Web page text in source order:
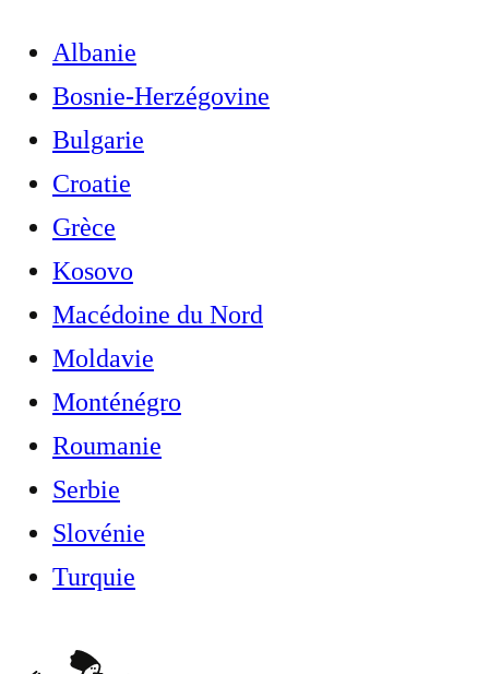
Albanie
Bosnie-Herzégovine
Bulgarie
Croatie
Grèce
Kosovo
Macédoine du Nord
Moldavie
Monténégro
Roumanie
Serbie
Slovénie
Turquie